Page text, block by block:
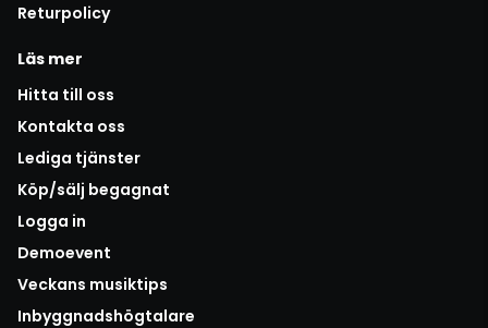
Returpolicy
Läs mer
Hitta till oss
Kontakta oss
Lediga tjänster
Köp/sälj begagnat
Logga in
Demoevent
Veckans musiktips
Inbyggnadshögtalare